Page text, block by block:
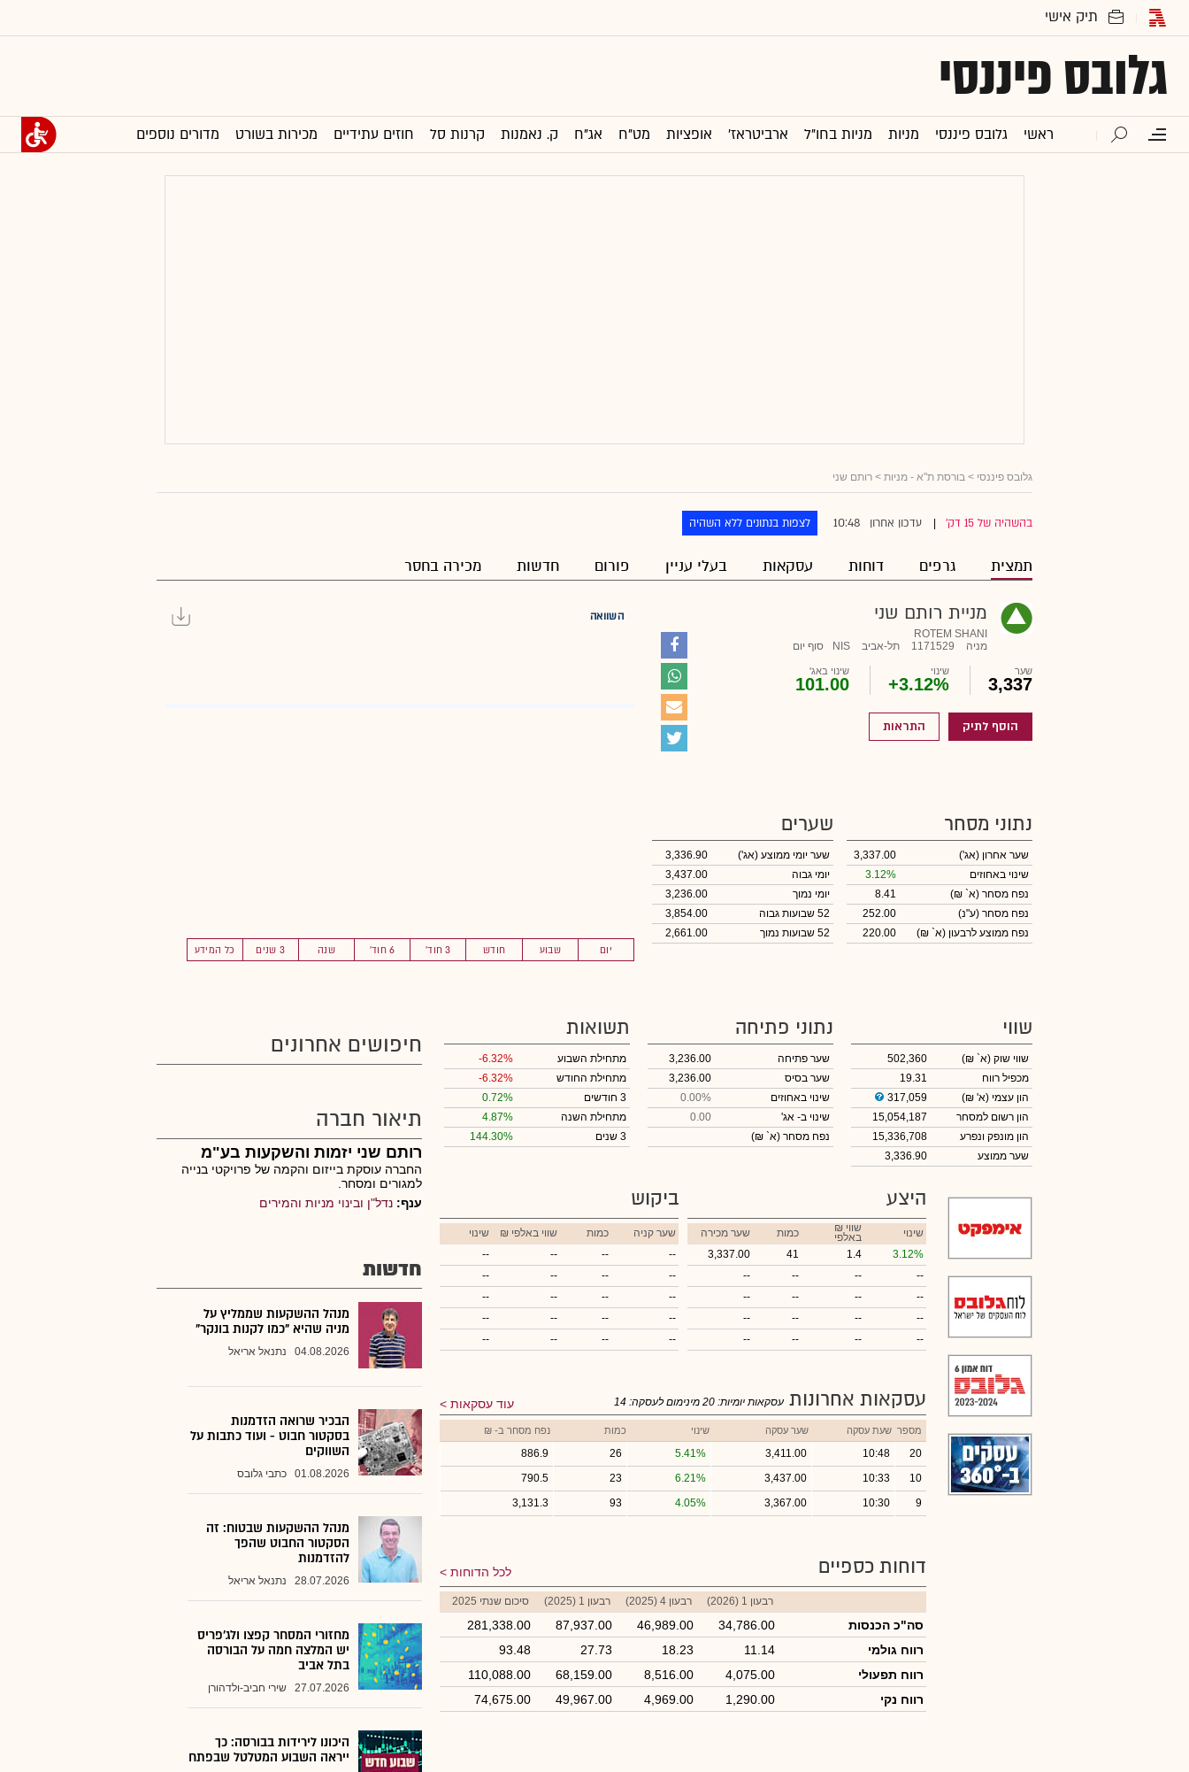
גלובס פיננסי
ראשי גלובס פיננסי מניות מניות בחו"ל ארביטראז' אופציות מט"ח אג"ח ק. נאמנות קרנות סל חוזים עתידיים מכירות בשורט מדורים נוספים
גלובס פיננסי > בורסת ת"א - מניות > רותם שני
בהשהיה של 15 דק' עדכון אחרון 10:48 לצפות בנתונים ללא השהיה
תמצית גרפים דוחות עסקאות בעלי עניין פורום חדשות מכירה בחסר
מניית רותם שני
ROTEM SHANI
מניה
1171529 תל-אביב NIS סוף יום
שער
3,337
שינוי
+3.12%
שינוי באג'
101.00
הוסף לתיק התראות
השוואה
יום שבוע חודש 3 חוד' 6 חוד' שנה 3 שנים כל המידע
נתוני מסחר
שער אחרון (אג')
3,337.00
שינוי באחוזים
3.12%
נפח מסחר (א` ₪)
8.41
נפח מסחר (ע"נ)
252.00
נפח ממוצע לרבעון (א` ₪)
220.00
שערים
שער יומי ממוצע (אג')
3,336.90
יומי גבוה
3,437.00
יומי נמוך
3,236.00
52 שבועות גבוה
3,854.00
52 שבועות נמוך
2,661.00
שווי
שווי שוק (א` ₪)
502,360
מכפיל רווח
19.31
הון עצמי (א' ₪)
317,059
הון רשום למסחר
15,054,187
הון מונפק ונפרע
15,336,708
שער ממוצע
3,336.90
נתוני פתיחה
שער פתיחה
3,236.00
שער בסיס
3,236.00
שינוי באחוזים
0.00%
שינוי ב- אג'
0.00
נפח מסחר (א` ₪)
תשואות
מתחילת השבוע
-6.32%
מתחילת החודש
-6.32%
3 חודשים
0.72%
מתחילת השנה
4.87%
3 שנים
144.30%
היצע
שינוי ₪ שווי
באלפי כמות
שער מכירה
3.12%
1.4
41
3,337.00
--
--
--
--
--
--
--
--
--
--
--
--
--
--
--
--
ביקוש
שער קניה כמות ₪ שווי באלפי
שינוי
--
--
--
--
--
--
--
--
--
--
--
--
--
--
--
--
--
--
--
--
עסקאות אחרונות עוד עסקאות עסקאות יומיות: 20 מינימום לעסקה: 14
מספר שעת עסקה שער עסקה שינוי כמות נפח מסחר ב- ₪
20
10:48
3,411.00
5.41%
26
886.9
10
10:33
3,437.00
6.21%
23
790.5
9
10:30
3,367.00
4.05%
93
3,131.3
דוחות כספיים לכל הדוחות
רבעון 1 (2026) רבעון 4 (2025) רבעון 1 (2025) סיכום שנתי 2025
סה"כ הכנסות 34,786.00
46,989.00
87,937.00
281,338.00
רווח גולמי
11.14
18.23
27.73
93.48
רווח תפעולי
4,075.00
8,516.00
68,159.00
110,088.00
רווח נקי
1,290.00
4,969.00
49,967.00
74,675.00
חיפושים אחרונים
תיאור חברה
רותם שני יזמות והשקעות בע"מ
החברה עוסקת בייזום והקמה של פרויקטי בנייה
למגורים ומסחר.
ענף: נדל"ן ובינוי מניות והמירים
חדשות
מנהל ההשקעות שממליץ על
מניה שהיא "כמו לקנות בונקר"
04.08.2026 נתנאל אריאל
הבכיר שרואה הזדמנות
בסקטור חבוט - ועוד כתבות על
השווקים
01.08.2026 כתבי גלובס
מנהל ההשקעות שבטוח: זה
הסקטור החבוט שהפך
להזדמנות
28.07.2026 נתנאל אריאל
מחזורי המסחר קפצו ולג'פריס
יש המלצה חמה על הבורסה
בתל אביב
27.07.2026 שירי חביב-ולדהורן
היכונו לירידות בבורסה: כך
ייראה השבוע המטלטל שבפתח